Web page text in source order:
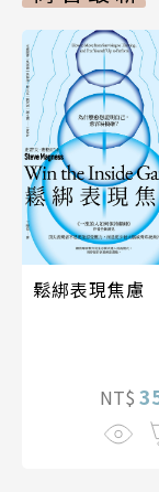
鬆綁表現焦慮
NT$